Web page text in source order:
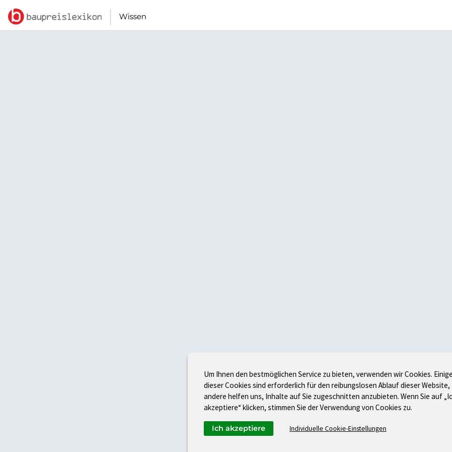
Wissen
Um Ihnen den bestmöglichen Service zu bieten, verwenden wir Cookies.
dieser Cookies sind erforderlich für den reibungslosen Ablauf dieser Website,
andere helfen uns, Inhalte auf Sie zugeschnitten anzubieten. Wenn Sie auf
akzeptiere“ klicken, stimmen Sie der Verwendung von Cookies zu.
Individuelle Cookie-Einstellungen
Ich akzeptiere